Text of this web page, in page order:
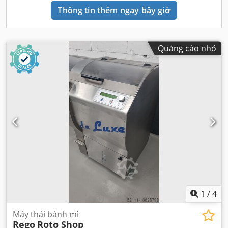
Thông tin thêm ngay bây giờ
Quảng cáo nhỏ
1 /4
Máy thái bánh mì
Rego Roto Shop